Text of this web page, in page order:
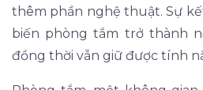
thêm phần nghệ thuật. Sự
biến phòng tắm trở thành
đồng thời vẫn giữ được tính